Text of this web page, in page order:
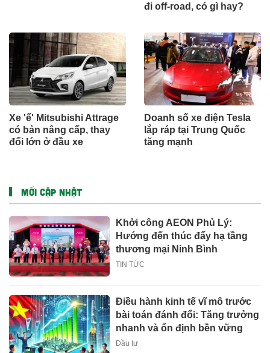
đi off-road, có gì hay?
Xe 'ế' Mitsubishi Attrage
có bản nâng cấp, thay
đổi lớn ở đầu xe
Doanh số xe điện Tesla
lắp ráp tại Trung Quốc
tăng mạnh
MỚI CẬP NHẬT
Khởi công AEON Phủ Lý:
Hướng đến thúc đẩy hạ tầng
thương mại Ninh Bình
TIN TỨC
Điều hành kinh tế vĩ mô trước
bài toán đánh đổi: Tăng trưởng
nhanh và ổn định bền vững
Đầu tư